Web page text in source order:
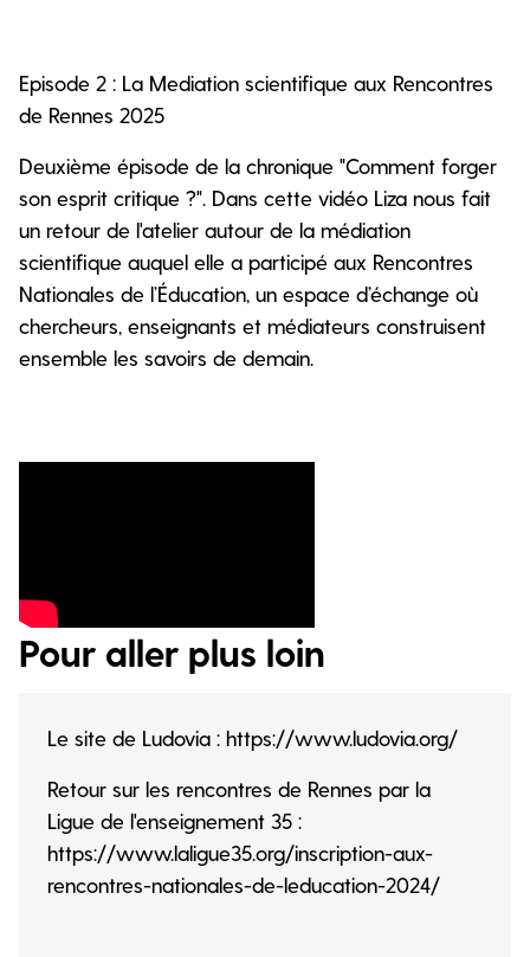
Episode 2 : La Mediation scientifique aux Rencontres
de Rennes 2025
Deuxième épisode de la chronique "Comment forger
son esprit critique ?". Dans cette vidéo Liza nous fait
un retour de l'atelier autour de la médiation
scientifique auquel elle a participé aux Rencontres
Nationales de l’Éducation, un espace d’échange où
chercheurs, enseignants et médiateurs construisent
ensemble les savoirs de demain.
Pour aller plus loin
Le site de Ludovia : https://www.ludovia.org/
Retour sur les rencontres de Rennes par la
Ligue de l'enseignement 35 :
https://www.laligue35.org/inscription-aux-
rencontres-nationales-de-leducation-2024/